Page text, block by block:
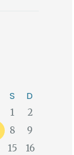
S D
1
2
8
9
15
16